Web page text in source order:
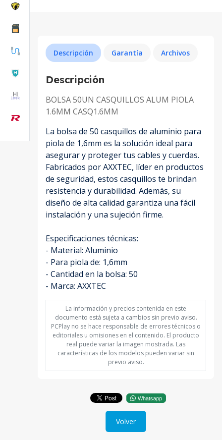
Descripción Garantía Archivos
Descripción
BOLSA 50UN CASQUILLOS ALUM PIOLA
1.6MM CASQ1.6MM
La bolsa de 50 casquillos de aluminio para
piola de 1,6mm es la solución ideal para
asegurar y proteger tus cables y cuerdas.
Fabricados por AXXTEC, líder en productos
de seguridad, estos casquillos te brindan
resistencia y durabilidad. Además, su
diseño de alta calidad garantiza una fácil
instalación y una sujeción firme.
Especificaciones técnicas:
- Material: Aluminio
- Para piola de: 1,6mm
- Cantidad en la bolsa: 50
- Marca: AXXTEC
La información y precios contenida en este
documento está sujeta a cambios sin previo aviso.
PCPlay no se hace responsable de errores técnicos o
editoriales u omisiones en el contenido. El producto
real puede variar la imagen mostrada. Las
características de los modelos pueden variar sin
previo aviso.
Whatsapp
Volver